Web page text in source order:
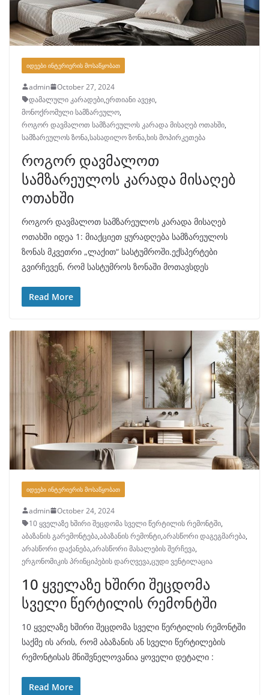
ᲘᲓᲔᲔᲑᲘ ᲘᲜᲢᲔᲠᲘᲔᲠᲘᲡ ᲛᲝᲡᲐᲬᲧᲝᲑᲐᲗ
admin
October 27, 2024
დამალული კარადები,ერთიანი ავეჯი,
მონოქრომული სამზარეულო,
როგორ დავმალოთ სამზარეულოს კარადა მისაღებ ოთახში,
სამზარეულოს ზონა,სასადილო ზონა,ხის მოპირკეთება
როგორ დავმალოთ
სამზარეულოს კარადა მისაღებ
ოთახში
როგორ დავმალოთ სამზარეულოს კარადა მისაღებ
ოთახში იდეა 1: მიაქციეთ ყურადღება სამზარეულოს
ზონას მკვეთრი „ლაქით“ სასტუმროში.ექსპერტები
გვირჩევენ, რომ სასტუმროს ზონაში მოთავსდეს
Read More
ᲘᲓᲔᲔᲑᲘ ᲘᲜᲢᲔᲠᲘᲔᲠᲘᲡ ᲛᲝᲡᲐᲬᲧᲝᲑᲐᲗ
admin
October 24, 2024
10 ყველაზე ხშირი შეცდომა სველი წერტილის რემონტში,
აბაზანის გარემონტება,აბაზანის რემონტი,არასწორი დაგეგმარება,
არასწორი დაქანება,არასწორი მასალების შერჩევა,
ერგონომიკის პრინციპების დარღვევა,ცუდი ვენტილაცია
10 ყველაზე ხშირი შეცდომა
სველი წერტილის რემონტში
10 ყველაზე ხშირი შეცდომა სველი წერტილის რემონტში
საქმე ის არის, რომ აბაზანის ან სველი წერტილების
რემონტისას მნიშვნელოვანია ყოველი დეტალი :
Read More